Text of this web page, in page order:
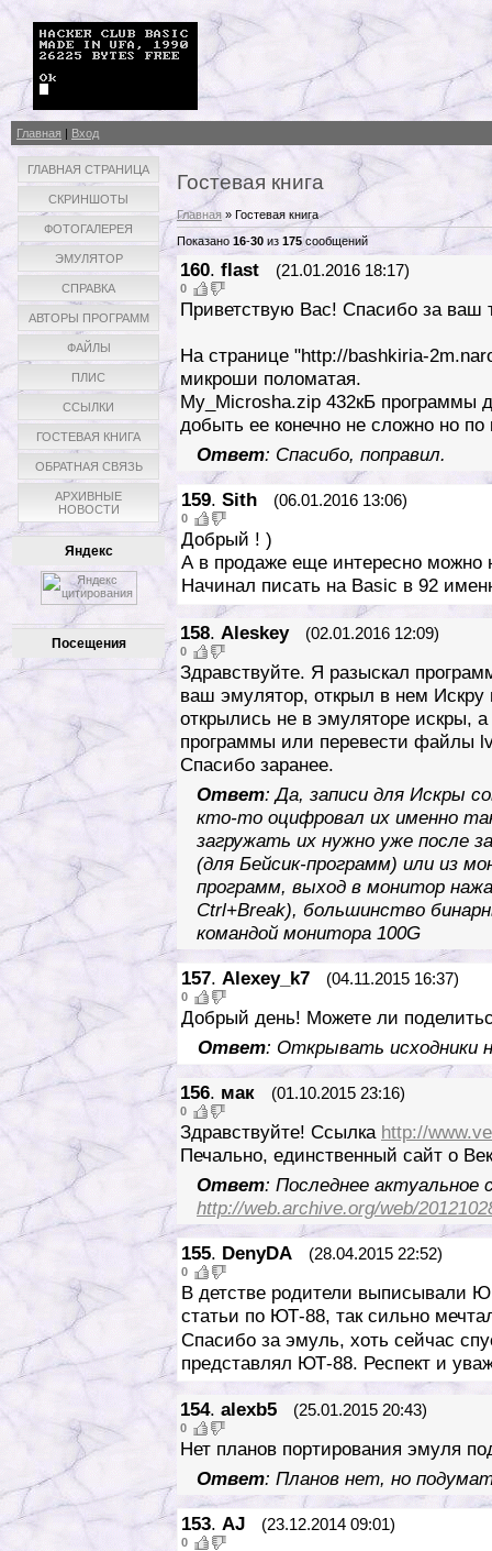
Главная | Вход
ГЛАВНАЯ СТРАНИЦА
СКРИНШОТЫ
ФОТОГАЛЕРЕЯ
ЭМУЛЯТОР
СПРАВКА
АВТОРЫ ПРОГРАММ
ФАЙЛЫ
ПЛИС
ССЫЛКИ
ГОСТЕВАЯ КНИГА
ОБРАТНАЯ СВЯЗЬ
АРХИВНЫЕ
НОВОСТИ
Яндекс
Посещения
Гостевая книга
Главная» Гостевая книга
Показано 16-30 из 175сообщений
160. flast (21.01.2016 18:17)
0
Приветствую Вас! Спасибо за ваш
На странице "http://bashkiria-
микроши поломатая.
My_Microsha.zip 432кБ
добыть ее конечно не сложно но по
Ответ: Спасибо, поправил.
159. Sith (06.01.2016 13:06)
0
Добрый ! )
А в продаже еще интересно
Начинал писать на Basic в 92
158. Aleskey (02.01.2016 12:09)
0
Здравствуйте. Я разыскал
ваш эмулятор, открыл в нем
открылись не в эмуляторе искры,
программы или перевести файлы
Спасибо заранее.
Ответ: Да, записи для Искры
кто-то оцифровал их именно
загружать их нужно уже после
(для Бейсик-программ) или из
программ, выход в монитор
Ctrl+Break), большинство
командой монитора 100G
157. Alexey_k7 (04.11.2015 16:37)
0
Добрый день! Можете ли
Ответ: Открывать исходники
156. мак (01.10.2015 23:16)
0
Здравствуйте! Ссылка http://
Печально, единственный сайт о
Ответ: Последнее актуальное
http://web.archive.org/web/
155. DenyDA (28.04.2015 22:52)
0
В детстве родители выписывали
статьи по ЮТ-88, так сильно
Спасибо за эмуль, хоть сейчас
представлял ЮТ-88. Респект и
154. alexb5 (25.01.2015 20:43)
0
Нет планов портирования эмуля
Ответ: Планов нет, но
153. AJ (23.12.2014 09:01)
0